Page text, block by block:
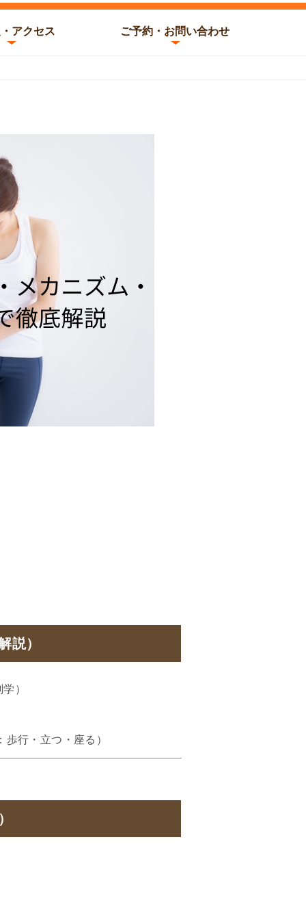
アクセス ご予約・お問い合わせ
説）
）
行・立つ・座る）